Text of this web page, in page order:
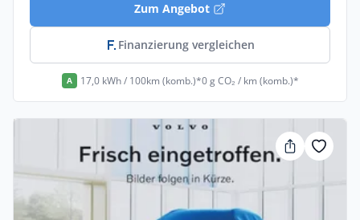
Zum Angebot
Finanzierung vergleichen
A 17,0 kWh / 100km (komb.)*0 g CO₂ / km (komb.)*